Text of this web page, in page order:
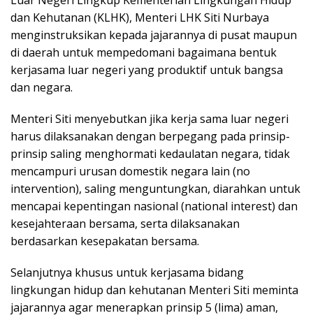
dan Kehutanan (KLHK), Menteri LHK Siti Nurbaya
menginstruksikan kepada jajarannya di pusat maupun
di daerah untuk mempedomani bagaimana bentuk
kerjasama luar negeri yang produktif untuk bangsa
dan negara.
Menteri Siti menyebutkan jika kerja sama luar negeri
harus dilaksanakan dengan berpegang pada prinsip-
prinsip saling menghormati kedaulatan negara, tidak
mencampuri urusan domestik negara lain (no
intervention), saling menguntungkan, diarahkan untuk
mencapai kepentingan nasional (national interest) dan
kesejahteraan bersama, serta dilaksanakan
berdasarkan kesepakatan bersama.
Selanjutnya khusus untuk kerjasama bidang
lingkungan hidup dan kehutanan Menteri Siti meminta
jajarannya agar menerapkan prinsip 5 (lima) aman,